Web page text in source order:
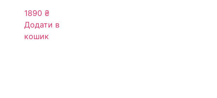
1890 ₴
Додати в
кошик